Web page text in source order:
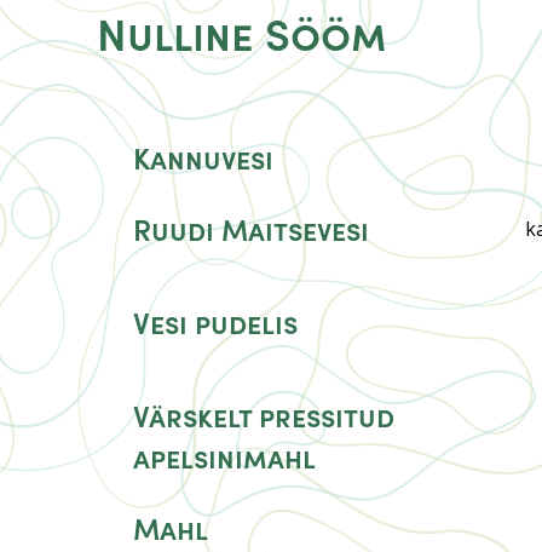
Nulline Sööm
Kannuvesi
Ruudi Maitsevesi
Vesi pudelis
Värskelt pressitud
apelsinimahl
Mahl